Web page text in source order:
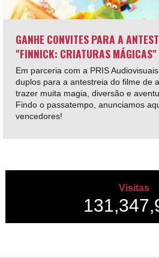
GANHE CONVITES PARA A
"FINNICK: CRIATURAS MÁGICAS"
Em parceria com a PRIS
duplos para a antestreia do filme de
trazer muita magia, diversão e
Findo o passatempo, anunciamos
vencedores!
Visitas